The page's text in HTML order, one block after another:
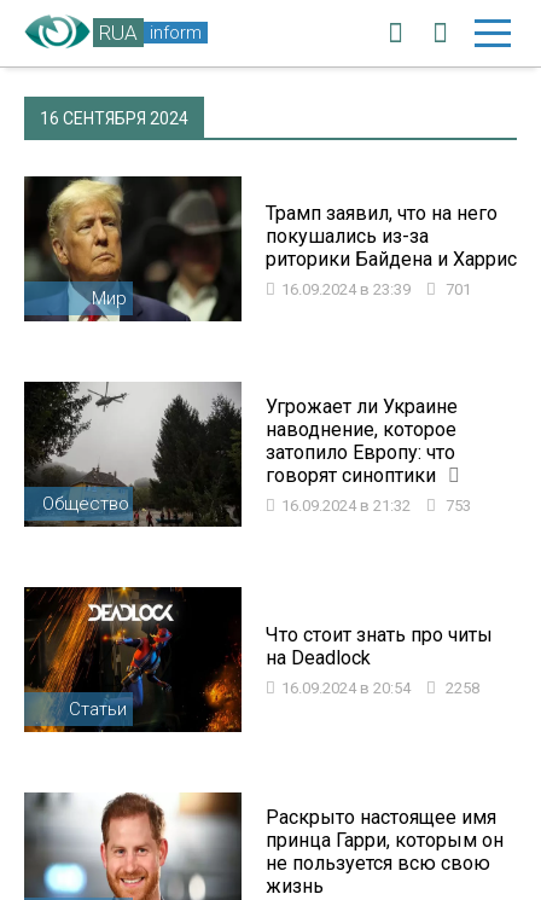
RUA inform
16 СЕНТЯБРЯ 2024
Мир
Трамп заявил, что на него
покушались из-за
риторики Байдена и Харрис
16.09.2024 в 23:39 701
Общество
Угрожает ли Украине
наводнение, которое
затопило Европу: что
говорят синоптики
16.09.2024 в 21:32 753
Статьи
Что стоит знать про читы
на Deadlock
16.09.2024 в 20:54 2258
Раскрыто настоящее имя
принца Гарри, которым он
не пользуется всю свою
жизнь